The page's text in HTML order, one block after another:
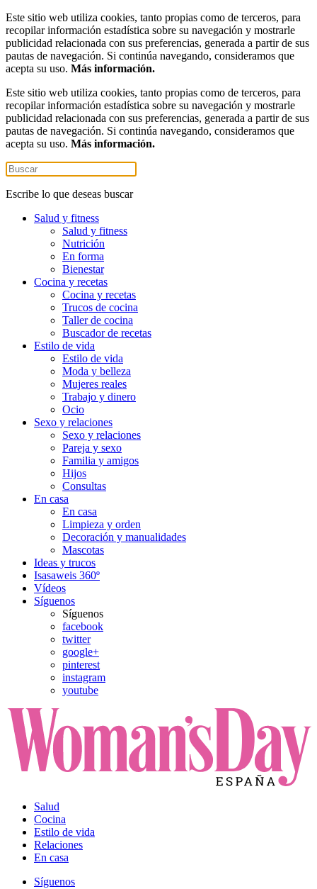
Este sitio web utiliza cookies, tanto propias como de terceros, para
recopilar información estadística sobre su navegación y mostrarle
publicidad relacionada con sus preferencias, generada a partir de sus
pautas de navegación. Si continúa navegando, consideramos que
acepta su uso. Más información.
Este sitio web utiliza cookies, tanto propias como de terceros, para
recopilar información estadística sobre su navegación y mostrarle
publicidad relacionada con sus preferencias, generada a partir de sus
pautas de navegación. Si continúa navegando, consideramos que
acepta su uso. Más información.
Escribe lo que deseas buscar
Salud y fitness
Salud y fitness
Nutrición
En forma
Bienestar
Cocina y recetas
Cocina y recetas
Trucos de cocina
Taller de cocina
Buscador de recetas
Estilo de vida
Estilo de vida
Moda y belleza
Mujeres reales
Trabajo y dinero
Ocio
Sexo y relaciones
Sexo y relaciones
Pareja y sexo
Familia y amigos
Hijos
Consultas
En casa
En casa
Limpieza y orden
Decoración y manualidades
Mascotas
Ideas y trucos
Isasaweis 360º
Vídeos
Síguenos
Síguenos
facebook
twitter
google+
pinterest
instagram
youtube
Salud
Cocina
Estilo de vida
Relaciones
En casa
Síguenos